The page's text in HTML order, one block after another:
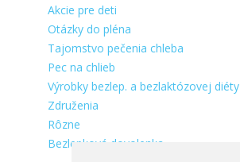
Akcie pre deti
Otázky do pléna
Tajomstvo pečenia chleba
Pec na chlieb
Výrobky bezlep. a bezlaktózovej diéty
Združenia
Rôzne
Bezlepková dovolenka